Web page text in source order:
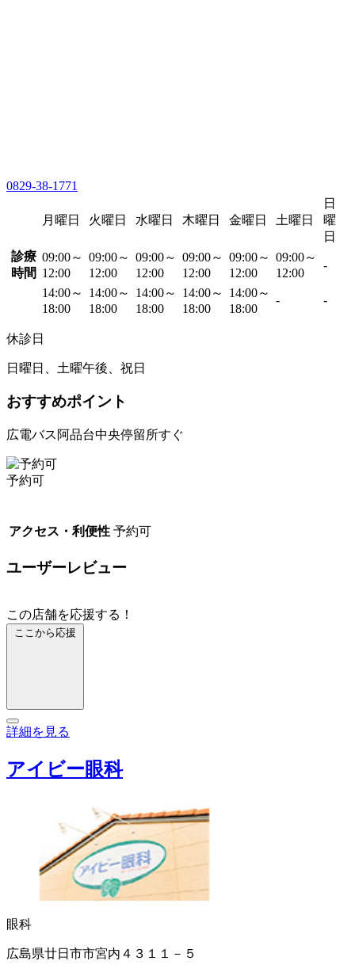
0829-38-1771
月曜日 火曜日 水曜日 木曜日 金曜日 土曜日
日
曜
日
診療
時間
09:00～
12:00
09:00～
12:00
09:00～
12:00
09:00～
12:00
09:00～
12:00
09:00～
12:00
-
14:00～
18:00
14:00～
18:00
14:00～
18:00
14:00～
18:00
14:00～
18:00
- -
休診日
日曜日、土曜午後、祝日
おすすめポイント
広電バス阿品台中央停留所すぐ
予約可
アクセス・利便性 予約可
ユーザーレビュー
この店舗を応援する！
ここから応援
詳細を見る
アイビー眼科
眼科
広島県廿日市市宮内４３１１－５